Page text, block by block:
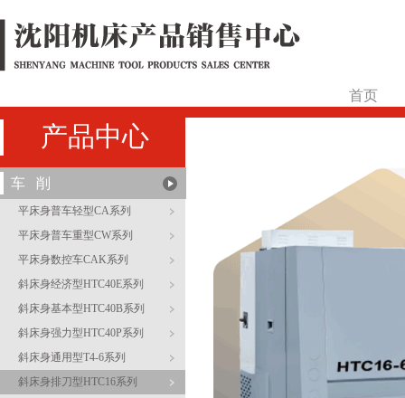
首页
产品中心
车 削
平床身普车轻型CA系列
平床身普车重型CW系列
平床身数控车CAK系列
斜床身经济型HTC40E系列
斜床身基本型HTC40B系列
斜床身强力型HTC40P系列
斜床身通用型T4-6系列
斜床身排刀型HTC16系列